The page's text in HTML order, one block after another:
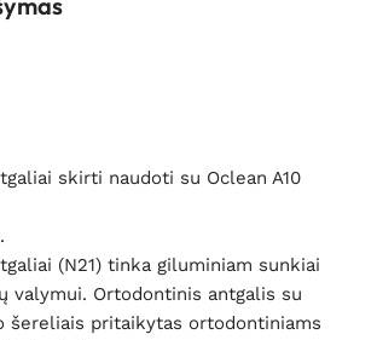
skirti naudoti su Oclean A10
(N21) tinka giluminiam sunkiai
valymui. Ortodontinis antgalis su
šereliais pritaikytas ortodontiniams